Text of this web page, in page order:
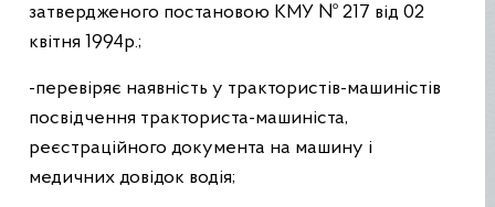
затвердженого постановою КМУ № 217 від 02
квітня 1994р.;
-перевіряє наявність у трактористів-машиністів
посвідчення тракториста-машиніста,
реєстраційного документа на машину і
медичних довідок водія;